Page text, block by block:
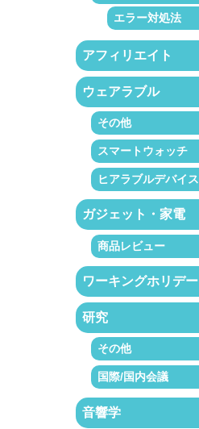
エラー対処法
アフィリエイト
ウェアラブル
その他
スマートウォッチ
ヒアラブルデバイス
ガジェット・家電
商品レビュー
ワーキングホリデー
研究
その他
国際/国内会議
音響学